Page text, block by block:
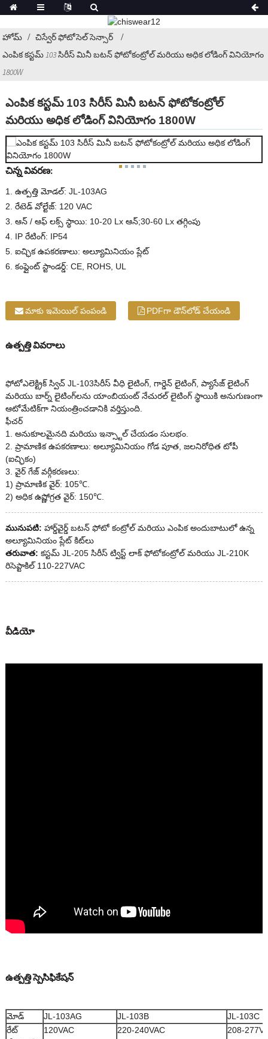
హోమ్
చిస్వేర్ ఫోటోసెల్ సెన్సార్
ఎంపిక కస్టమ్ 103 సిరీస్ మినీ బటన్ ఫోటోకంట్రోల్ మరియు అధిక లోడింగ్ వినియోగం
1800W
ఎంపిక కస్టమ్ 103 సిరీస్ మినీ బటన్ ఫోటోకంట్రోల్
మరియు అధిక లోడింగ్ వినియోగం 1800W
చిన్న వివరణ:
1. ఉత్పత్తి మోడల్: JL-103AG
2. రేటెడ్ వోల్టేజ్: 120 VAC
3. ఆన్ / ఆఫ్ లక్స్ స్థాయి: 10-20 Lx ఆన్;30-60 Lx తగ్గింపు
4. IP రేటింగ్: IP54
5. ఐచ్ఛిక ఉపకరణాలు: అల్యూమినియం ప్లేట్
6. కంప్లైంట్ స్టాండర్డ్: CE, ROHS, UL
మాకు ఇమెయిల్ పంపండి PDFగా డౌన్‌లోడ్ చేయండి
ఉత్పత్తి వివరాలు
ఫోటోఎలెక్ట్రిక్ స్విచ్ JL-103సిరీస్ వీధి లైటింగ్, గార్డెన్ లైటింగ్, ప్యాసేజ్ లైటింగ్
మరియు బార్న్ లైటింగ్‌లను యాంబియంట్ నేచురల్ లైటింగ్ స్థాయికి అనుగుణంగా
ఆటోమేటిక్‌గా నియంత్రించడానికి వర్తిస్తుంది.
ఫీచర్
1. అనుకూలమైనది మరియు ఇన్స్టాల్ చేయడం సులభం.
2. ప్రామాణిక ఉపకరణాలు: అల్యూమినియం గోడ పూత, జలనిరోధిత టోపీ
(ఐచ్ఛికం)
3. వైర్ గేజ్ వర్గీకరణలు:
1) ప్రామాణిక వైర్: 105℃.
2) అధిక ఉష్ణోగ్రత వైర్: 150℃.
మునుపటి: హార్డ్‌వైర్డ్ బటన్ ఫోటో కంట్రోల్ మరియు ఎంపిక అందుబాటులో ఉన్న
అల్యూమినియం ప్లేట్ కిట్‌లు
తరువాత: కస్టమ్ JL-205 సిరీస్ ట్విస్ట్ లాక్ ఫోటోకంట్రోల్ మరియు JL-210K
రిసెప్టాకిల్ 110-227VAC
వీడియో
ఉత్పత్తి స్పెసిఫికేషన్
మోడ్ JL-103AG JL-103B
JL-103C
రేట్
120VAC 220-240VAC 208-